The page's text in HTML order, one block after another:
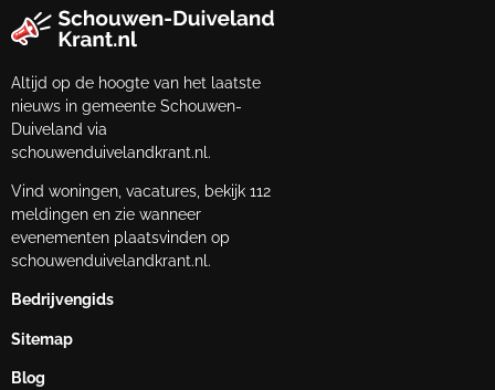
Altijd op de hoogte van het laatste
nieuws in gemeente Schouwen-
Duiveland via
schouwenduivelandkrant.nl.
Vind woningen, vacatures, bekijk 112
meldingen en zie wanneer
evenementen plaatsvinden op
schouwenduivelandkrant.nl.
Bedrijvengids
Sitemap
Blog